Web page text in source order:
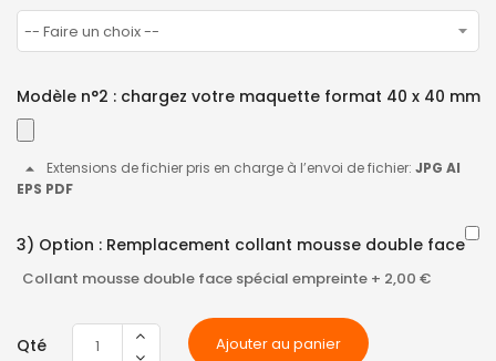
Modèle n°2 : chargez votre maquette format 40 x 40 mm
Extensions de fichier pris en charge à l’envoi de fichier: JPG AI
EPS PDF
3) Option : Remplacement collant mousse double face
Collant mousse double face spécial empreinte + 2,00 €
Qté Ajouter au panier